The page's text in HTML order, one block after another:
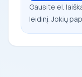
Gausite el.
leidinį. Jokių